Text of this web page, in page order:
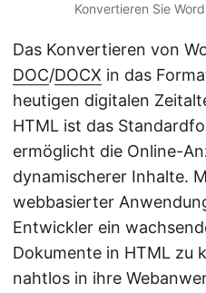
Konvertieren Sie
Das Konvertieren von
DOC/DOCX in das
heutigen digitalen
HTML ist das
ermöglicht die Online-
dynamischerer Inhalte.
webbasierter
Entwickler ein
Dokumente in HTML zu
nahtlos in ihre